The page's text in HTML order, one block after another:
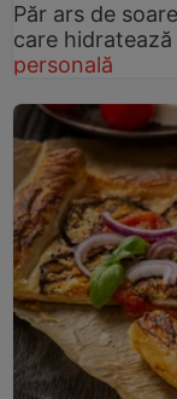
Păr ars de
care
personală